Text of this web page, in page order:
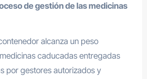
de gestión de las medicinas
alcanza un peso
caducadas entregadas
por gestores autorizados y